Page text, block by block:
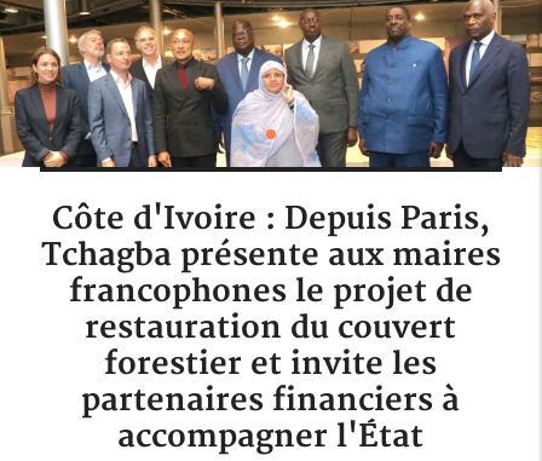
Côte d'Ivoire : Depuis Paris,
Tchagba présente aux maires
francophones le projet de
restauration du couvert
forestier et invite les
partenaires financiers à
accompagner l'État